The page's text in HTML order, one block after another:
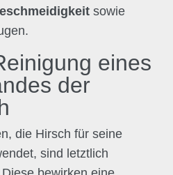
sowie
eines
der
die Hirsch für seine
sind letztlich